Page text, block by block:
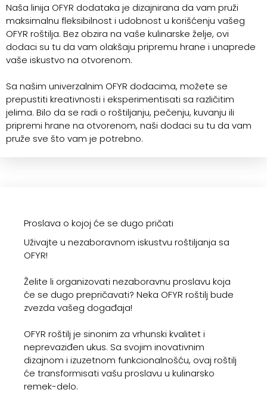
Naša linija OFYR dodataka je dizajnirana da vam pruži
maksimalnu fleksibilnost i udobnost u korišćenju vašeg
OFYR roštilja. Bez obzira na vaše kulinarske želje, ovi
dodaci su tu da vam olakšaju pripremu hrane i unaprede
vaše iskustvo na otvorenom.
Sa našim univerzalnim OFYR dodacima, možete se
prepustiti kreativnosti i eksperimentisati sa različitim
jelima. Bilo da se radi o roštiljanju, pečenju, kuvanju ili
pripremi hrane na otvorenom, naši dodaci su tu da vam
pruže sve što vam je potrebno.
Proslava o kojoj će se dugo pričati
Uživajte u nezaboravnom iskustvu roštiljanja sa
OFYR!
Želite li organizovati nezaboravnu proslavu koja
će se dugo prepričavati? Neka OFYR roštilj bude
zvezda vašeg događaja!
OFYR roštilj je sinonim za vrhunski kvalitet i
neprevaziđen ukus. Sa svojim inovativnim
dizajnom i izuzetnom funkcionalnošću, ovaj roštilj
će transformisati vašu proslavu u kulinarsko
remek-delo.